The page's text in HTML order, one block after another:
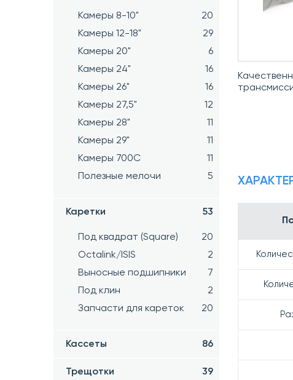
Камеры 8-10"
20
Камеры 12-18"
29
Камеры 20"
6
Камеры 24"
16
Камеры 26"
16
Камеры 27,5"
12
Камеры 28"
11
Камеры 29"
11
Камеры 700C
11
Полезные мелочи
5
Каретки 53
Под квадрат (Square)
20
Octalink/ISIS
2
Выносные подшипники
7
Под клин
2
Запчасти для кареток
20
Кассеты 86
Трещотки 39